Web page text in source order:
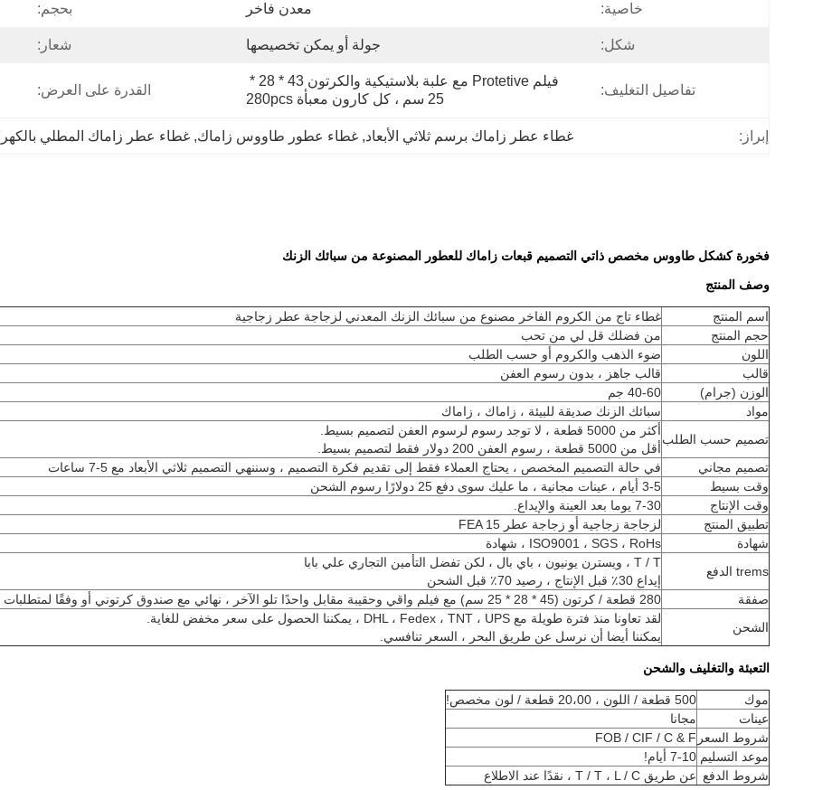
خاصية: معدن فاخر بحجم:
شكل: جولة أو يمكن تخصيصها شعار:
تفاصيل التغليف:
25 سم ، كل كارون معبأة 280pcs
القدرة على العرض:
إبراز: غطاء عطر زاماك برسم ثلاثي الأبعاد, غطاء عطور طاووس زاماك, غطاء عطر زاماك المطلي
فخورة كشكل طاووس مخصص ذاتي التصميم قبعات زاماك للعطور المصنوعة من سبائك الزنك
وصف المنتج
اسم المنتج
غطاء تاج من الكروم الفاخر مصنوع من سبائك الزنك المعدني لزجاجة عطر زجاجية
حجم المنتج
من فضلك قل لي من تحب
اللون
ضوء الذهب والكروم أو حسب الطلب
قالب
قالب جاهز ، بدون رسوم العفن
الوزن (جرام)
40-60 جم
مواد
سبائك الزنك صديقة للبيئة ، زاماك ، زاماك
تصميم حسب الطلب
أكثر من 5000 قطعة ، لا توجد رسوم لرسوم العفن لتصميم بسيط.
أقل من 5000 قطعة ، رسوم العفن 200 دولار فقط لتصميم بسيط.
تصميم مجاني
في حالة التصميم المخصص ، يحتاج العملاء فقط إلى تقديم فكرة التصميم ، وسننهي التصميم ثلاثي الأبعاد مع 5-7 ساعات
وقت بسيط
3-5 أيام ، عينات مجانية ، ما عليك سوى دفع 25 دولارًا رسوم الشحن
وقت الإنتاج
7-30 يوما بعد العينة والإيداع.
تطبيق المنتج
لزجاجة زجاجية أو زجاجة عطر FEA 15
شهادة
ISO9001 ، SGS ، RoHs ، شهادة
trems الدفع
T / T ، ويسترن يونيون ، باي بال ، لكن تفضل التأمين التجاري علي بابا
إيداع 30٪ قبل الإنتاج ، رصيد 70٪ قبل الشحن
صفقة
280 قطعة / كرتون (45 * 28 * 25 سم) مع فيلم واقي وحقيبة مقابل واحدًا تلو الآخر ، نهائي مع صندوق كرتوني أو وفقًا لمتطلبات العملاء المحددة
الشحن
لقد تعاونا منذ فترة طويلة مع DHL ، Fedex ، TNT ، UPS ، يمكننا الحصول على سعر مخفض للغاية.
يمكننا أيضا أن نرسل عن طريق البحر ، السعر تنافسي.
التعبئة والتغليف والشحن
موك
500 قطعة / اللون ، 20،00 قطعة / لون مخصص!
عينات
مجانا
شروط السعر FOB / CIF / C & F
موعد التسليم 7-10 أيام!
شروط الدفع عن طريق T / T ، L / C ، نقدًا عند الاطلاع